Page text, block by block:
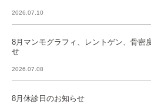
2026.07.10
8月マンモグラフィ、レントゲン、骨
せ
2026.07.08
8月休診日のお知らせ